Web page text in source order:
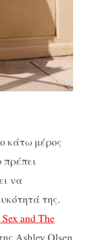
κάτω μέρος
πρέπει
να
της.
Sex and The
Ashley Olsen